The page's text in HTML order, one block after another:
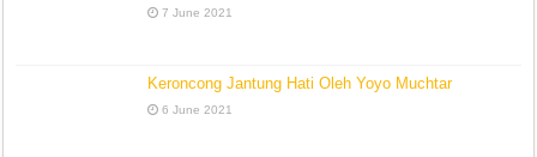
7 June 2021
Keroncong Jantung Hati Oleh Yoyo Muchtar
6 June 2021